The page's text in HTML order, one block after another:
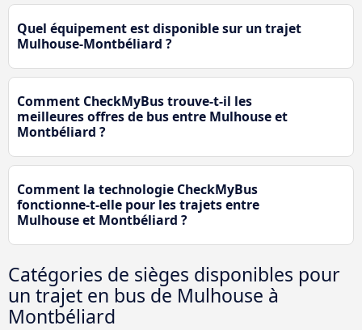
Quel équipement est disponible sur un trajet
Mulhouse-Montbéliard ?
Comment CheckMyBus trouve-t-il les
meilleures offres de bus entre Mulhouse et
Montbéliard ?
Comment la technologie CheckMyBus
fonctionne-t-elle pour les trajets entre
Mulhouse et Montbéliard ?
Catégories de sièges disponibles pour
un trajet en bus de Mulhouse à
Montbéliard